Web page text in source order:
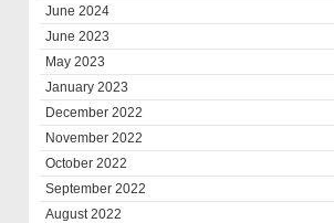
June 2024
June 2023
May 2023
January 2023
December 2022
November 2022
October 2022
September 2022
August 2022